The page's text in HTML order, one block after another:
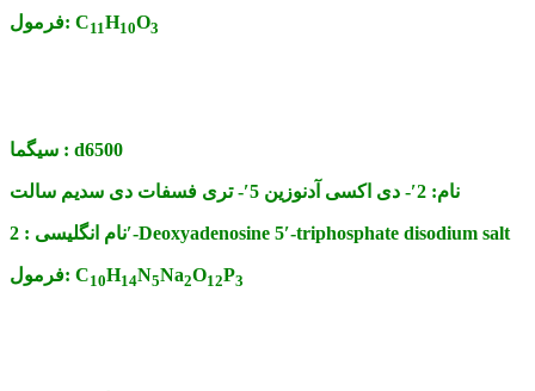
فرمول: C11H10O3
سیگما : d6500
نام: 2′- دی اکسی آدنوزین 5′- تری فسفات دی سدیم سالت
نام انگلیسی :2′-Deoxyadenosine 5′-triphosphate disodium salt
فرمول: C10H14N5Na2O12P3